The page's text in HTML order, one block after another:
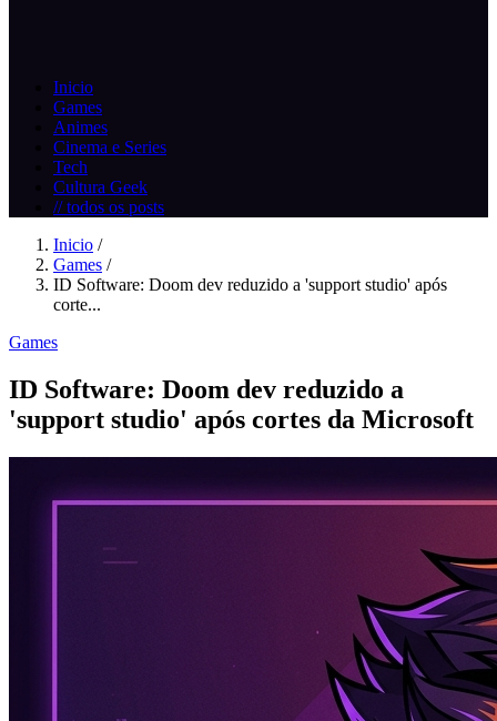
Inicio
Games
Animes
Cinema e Series
Tech
Cultura Geek
// todos os posts
Inicio /
Games /
ID Software: Doom dev reduzido a 'support studio' após
corte...
Games
ID Software: Doom dev reduzido a
'support studio' após cortes da Microsoft